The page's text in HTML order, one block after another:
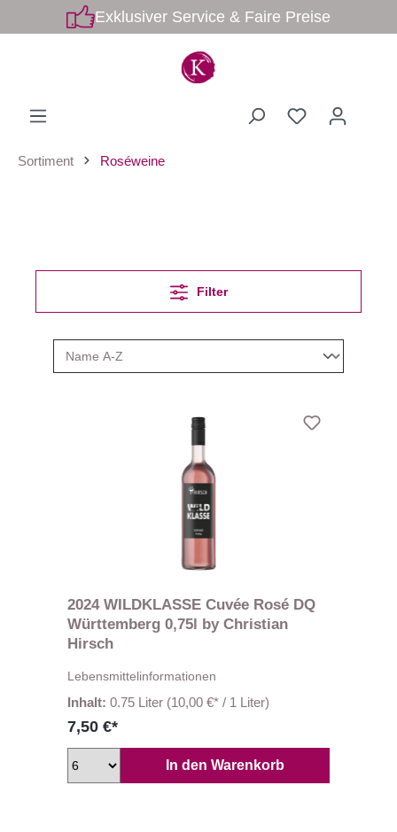
Exklusiver Service & Faire Preise
Sortiment Roséweine
Filter
2024 WILDKLASSE Cuvée Rosé DQ
Württemberg 0,75l by Christian
Hirsch
Lebensmittelinformationen
Inhalt: 0.75 Liter (10,00 €* / 1 Liter)
7,50 €*
In den Warenkorb